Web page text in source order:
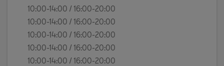
10:00-14:00 / 16:00-20:00
10:00-14:00 / 16:00-20:00
10:00-14:00 / 16:00-20:00
10:00-14:00 / 16:00-20:00
10:00-14:00 / 16:00-20:00